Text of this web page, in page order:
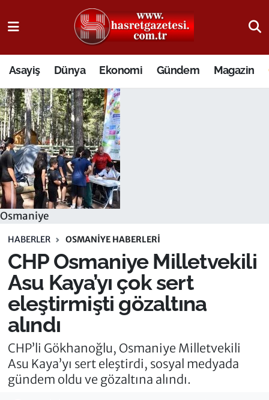
Asayiş Dünya Ekonomi Gündem Magazin
Osmaniye
HABERLER OSMANIYE HABERLERI
CHP Osmaniye Milletvekili
Asu Kaya’yı çok sert
eleştirmişti gözaltına
alındı
CHP’li Gökhanoğlu, Osmaniye Milletvekili
Asu Kaya’yı sert eleştirdi, sosyal medyada
gündem oldu ve gözaltına alındı.
Osmaniye Nöbetçi Eczaneler
Osmaniye Hava Durumu
Osmaniye Trafik Yoğunluk Haritası
Süper Lig Puan Durumu ve Fikstür
Tüm Manşetler
Son Dakika Haberleri